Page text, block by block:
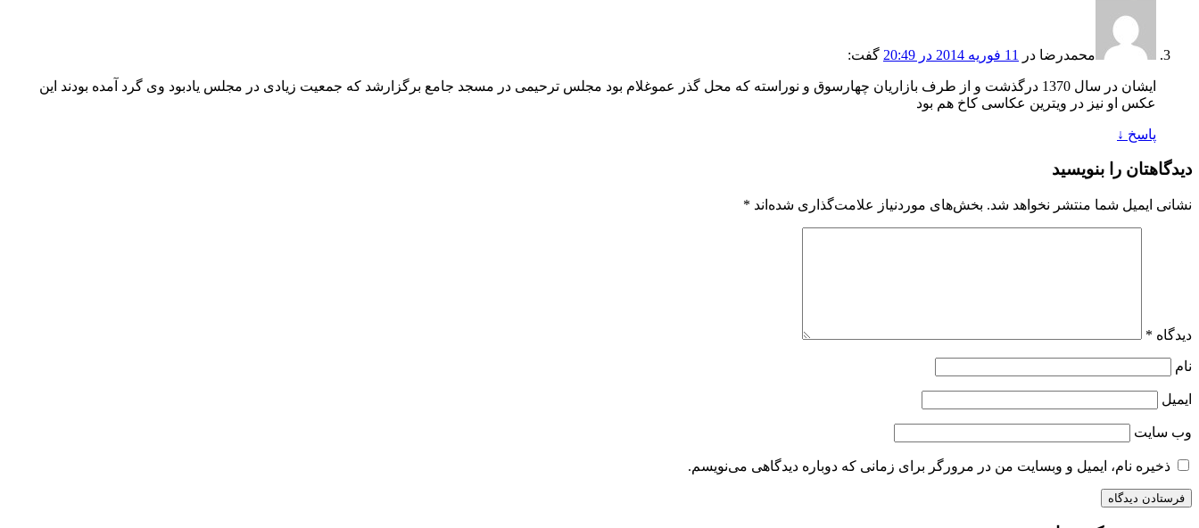
محمدرضا در 11 فوریه 2014 در 20:49 گفت:
ایشان در سال 1370 درگذشت و از طرف بازاریان چهارسوق و نوراسته که محل گذر عموغلام بود مجلس ترحیمی در مسجد جامع برگزارشد که جمعیت زیادی در مجلس یادبود وی گرد آمده بودند این
عکس او نیز در ویترین عکاسی کاخ هم بود
پاسخ ↓
دیدگاهتان را بنویسید
نشانی ایمیل شما منتشر نخواهد شد. بخش‌های موردنیاز علامت‌گذاری شده‌اند *
دیدگاه *
نام
ایمیل
وب‌ سایت
ذخیره نام، ایمیل و وبسایت من در مرورگر برای زمانی که دوباره دیدگاهی می‌نویسم.